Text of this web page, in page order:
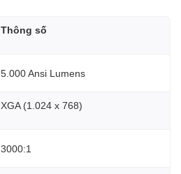
Thông số
5.000 Ansi Lumens
XGA (1.024 x 768)
3000:1